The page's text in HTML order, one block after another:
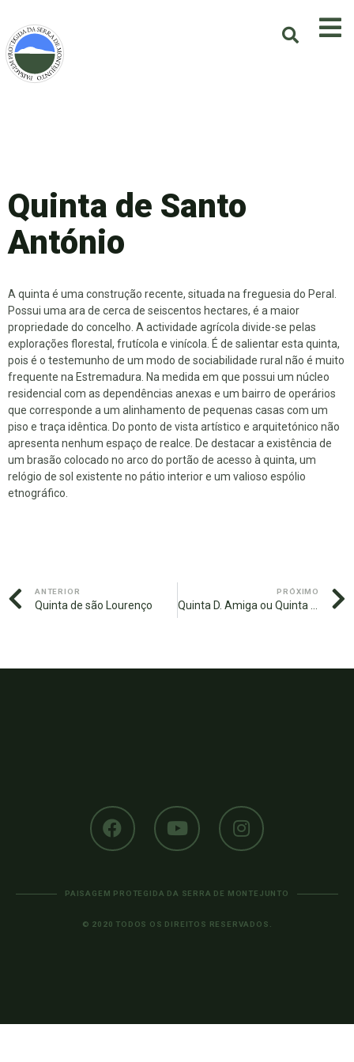
Quinta de Santo
António
A quinta é uma construção recente, situada na freguesia do Peral.
Possui uma ara de cerca de seiscentos hectares, é a maior
propriedade do concelho. A actividade agrícola divide-se pelas
explorações florestal, frutícola e vinícola. É de salientar esta quinta,
pois é o testemunho de um modo de sociabilidade rural não é muito
frequente na Estremadura. Na medida em que possui um núcleo
residencial com as dependências anexas e um bairro de operários
que corresponde a um alinhamento de pequenas casas com um
piso e traça idêntica. Do ponto de vista artístico e arquitetónico não
apresenta nenhum espaço de realce. De destacar a existência de
um brasão colocado no arco do portão de acesso à quinta, um
relógio de sol existente no pátio interior e um valioso espólio
etnográfico.
ANTERIOR
Quinta de são Lourenço
PRÓXIMO
Quinta D. Amiga ou Quinta da Vila
PAISAGEM PROTEGIDA DA SERRA DE MONTEJUNTO
© 2020 TODOS OS DIREITOS RESERVADOS.